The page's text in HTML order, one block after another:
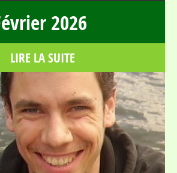
2026
LIRE LA SUITE